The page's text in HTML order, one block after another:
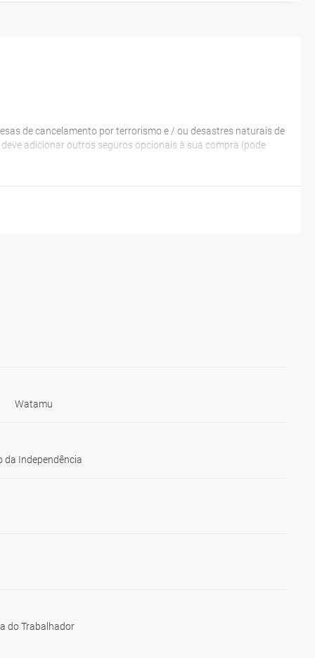
de cancelamento por terrorismo e / ou desastres naturais de
adicionar outros seguros opcionais à sua compra (pode
Watamu
da Independência
do Trabalhador